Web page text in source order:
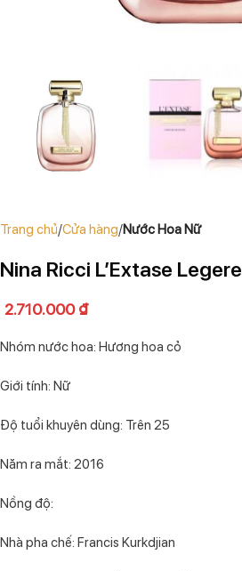
Trang chủ Cửa hàng Nước Hoa Nữ
Nina Ricci L’Extase Legere
2.710.000₫
Nhóm nước hoa: Hương hoa cỏ
Giới tính: Nữ
Độ tuổi khuyên dùng: Trên 25
Năm ra mắt: 2016
Nồng độ:
Nhà pha chế: Francis Kurkdjian